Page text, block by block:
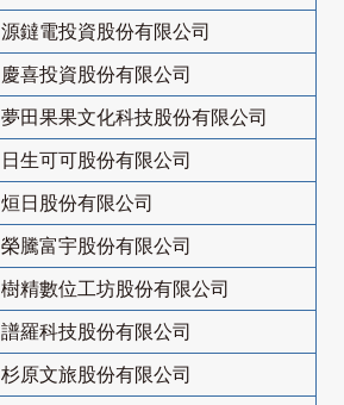
源鐽電投資股份有限公司
慶喜投資股份有限公司
夢田果果文化科技股份有限公司
日生可可股份有限公司
烜日股份有限公司
榮騰富宇股份有限公司
樹精數位工坊股份有限公司
譜羅科技股份有限公司
杉原文旅股份有限公司